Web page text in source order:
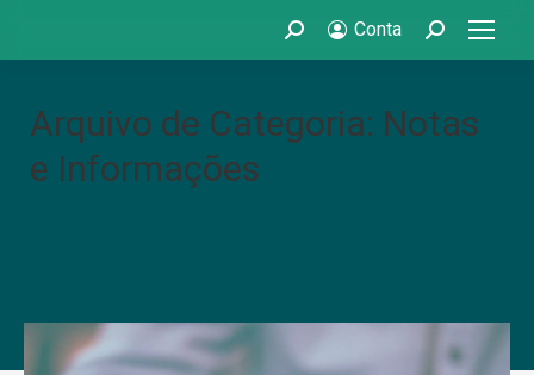
Search: Conta Search:
Arquivo de Categoria: Notas
e Informações